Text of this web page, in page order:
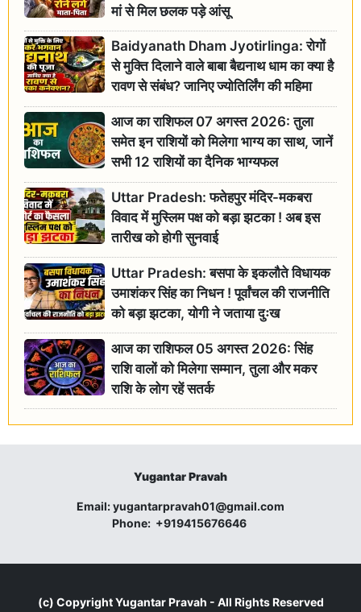
मां से मिल छलक पड़े आंसू
Baidyanath Dham Jyotirlinga: रोगों
से मुक्ति दिलाने वाले बाबा बैद्यनाथ धाम का क्या है
रावण से संबंध? जानिए ज्योतिर्लिंग की महिमा
आज का राशिफल 07 अगस्त 2026: तुला
समेत इन राशियों को मिलेगा भाग्य का साथ, जानें
सभी 12 राशियों का दैनिक भाग्यफल
Uttar Pradesh: फतेहपुर मंदिर-मकबरा
विवाद में मुस्लिम पक्ष को बड़ा झटका ! अब इस
तारीख को होगी सुनवाई
Uttar Pradesh: बसपा के इकलौते विधायक
उमाशंकर सिंह का निधन ! पूर्वांचल की राजनीति
को बड़ा झटका, योगी ने जताया दुःख
आज का राशिफल 05 अगस्त 2026: सिंह
राशि वालों को मिलेगा सम्मान, तुला और मकर
राशि के लोग रहें सतर्क
Yugantar Pravah
Email:yugantarpravah01@gmail.com
Phone: +919415676646
(c) CopyrightYugantar Pravah - All Rights Reserved